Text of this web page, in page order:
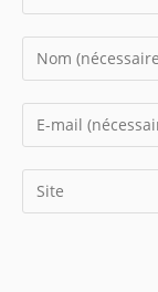
Enter
your
name
comment
Enter
your
email
address
Saisir
l’URL